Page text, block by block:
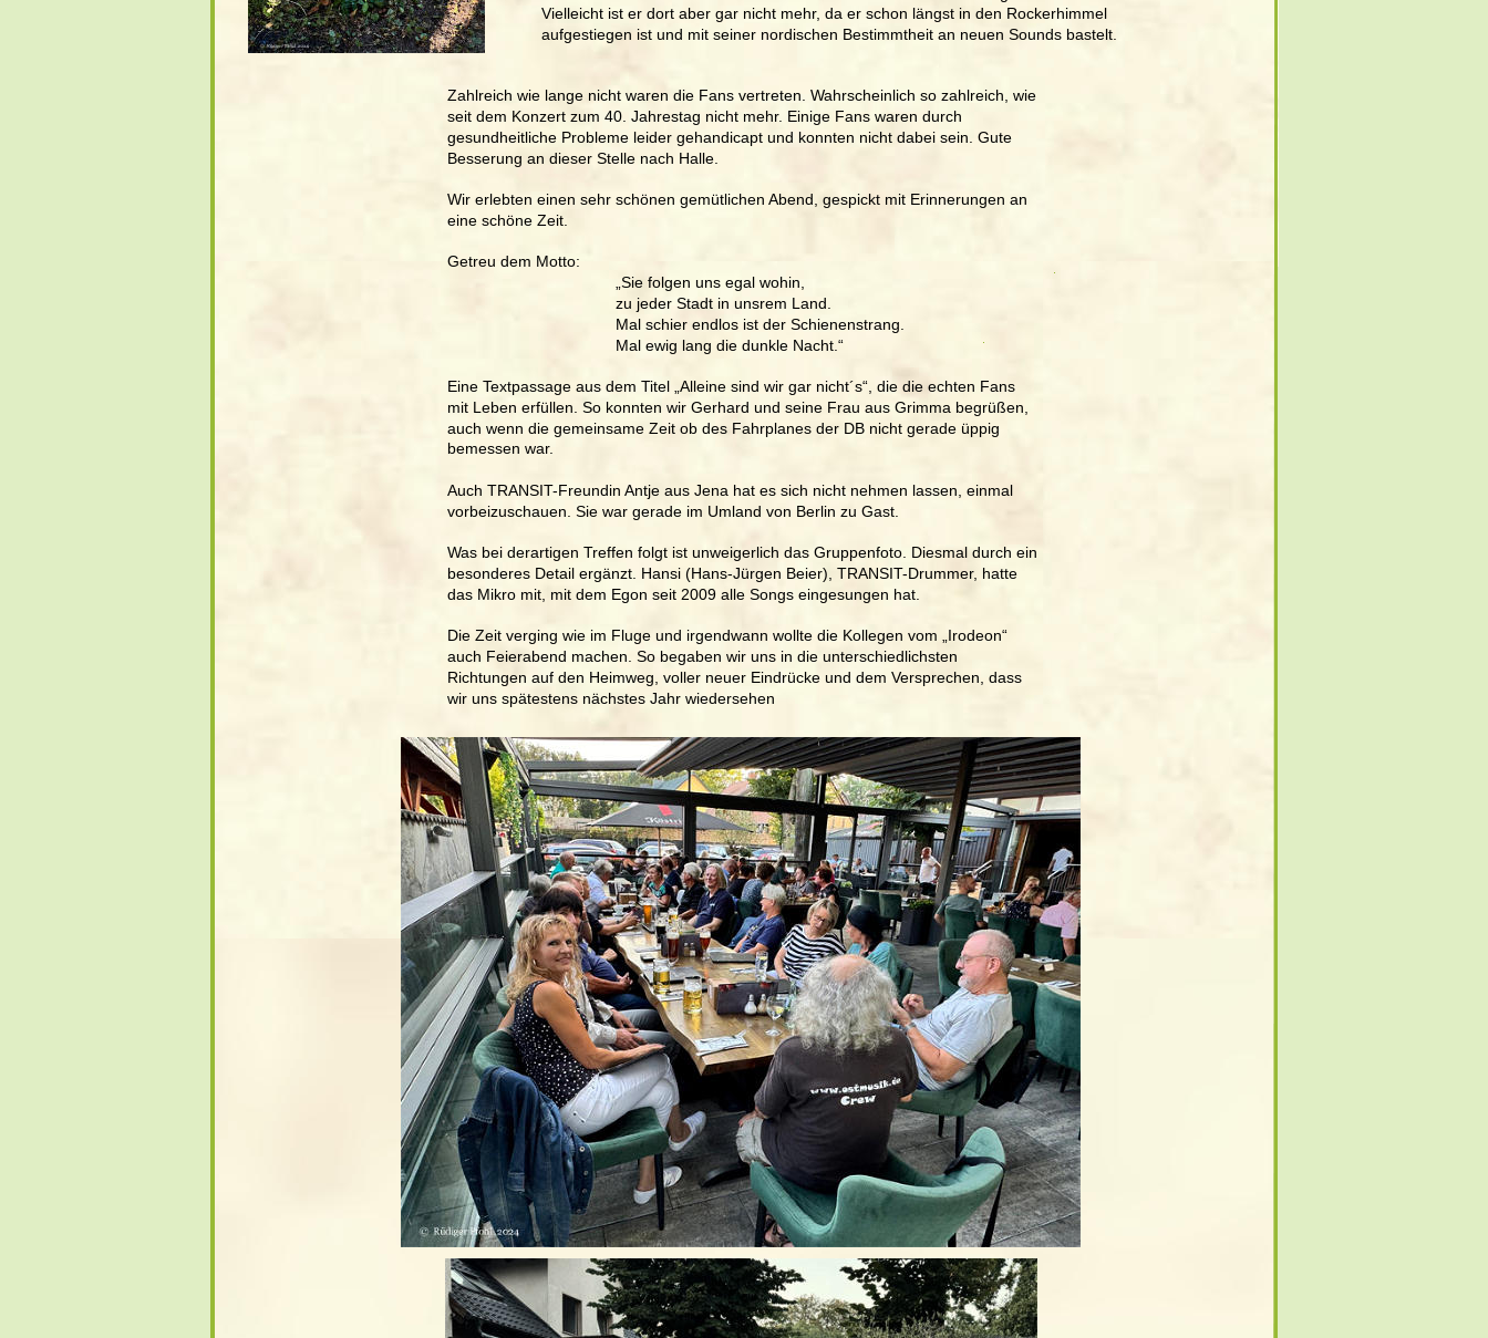
Vielleicht ist er dort aber gar nicht mehr, da er schon längst in den Rockerhimmel
aufgestiegen ist und mit seiner nordischen Bestimmtheit an neuen Sounds bastelt.
Zahlreich wie lange nicht waren die Fans vertreten. Wahrscheinlich so zahlreich, wie
seit dem Konzert zum 40. Jahrestag nicht mehr. Einige Fans waren durch
gesundheitliche Probleme leider gehandicapt und konnten nicht dabei sein. Gute
Besserung an dieser Stelle nach Halle.
Wir erlebten einen sehr schönen gemütlichen Abend, gespickt mit Erinnerungen an
eine schöne Zeit.
Getreu dem Motto:
                                      „Sie folgen uns egal wohin,
                                      zu jeder Stadt in unsrem Land.
                                      Mal schier endlos ist der Schienenstrang.
                                      Mal ewig lang die dunkle Nacht.“
Eine Textpassage aus dem Titel „Alleine sind wir gar nicht´s“, die die echten Fans
mit Leben erfüllen. So konnten wir Gerhard und seine Frau aus Grimma begrüßen,
auch wenn die gemeinsame Zeit ob des Fahrplanes der DB nicht gerade üppig
bemessen war.
Auch TRANSIT-Freundin Antje aus Jena hat es sich nicht nehmen lassen, einmal
vorbeizuschauen. Sie war gerade im Umland von Berlin zu Gast.
Was bei derartigen Treffen folgt ist unweigerlich das Gruppenfoto. Diesmal durch ein
besonderes Detail ergänzt. Hansi (Hans-Jürgen Beier), TRANSIT-Drummer, hatte
das Mikro mit, mit dem Egon seit 2009 alle Songs eingesungen hat.
Die Zeit verging wie im Fluge und irgendwann wollte die Kollegen vom „Irodeon“
auch Feierabend machen. So begaben wir uns in die unterschiedlichsten
Richtungen auf den Heimweg, voller neuer Eindrücke und dem Versprechen, dass
wir uns spätestens nächstes Jahr wiedersehen